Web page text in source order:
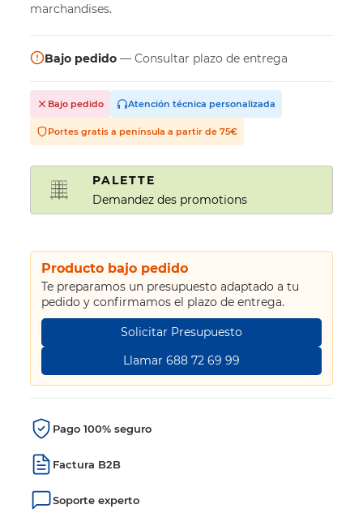
marchandises.
Bajo pedido — Consultar plazo de entrega
Bajo pedido Atención técnica personalizada
Portes gratis a península a partir de 75€
PALETTE
Demandez des promotions
Producto bajo pedido
Te preparamos un presupuesto adaptado a tu
pedido y confirmamos el plazo de entrega.
Solicitar Presupuesto
Llamar 688 72 69 99
Pago 100% seguro
Factura B2B
Soporte experto